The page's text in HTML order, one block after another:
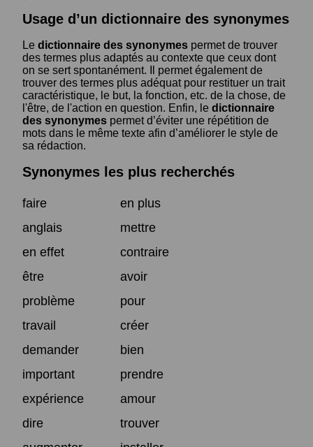
Usage d’un dictionnaire des synonymes
Le dictionnaire des synonymes permet de trouver
des termes plus adaptés au contexte que ceux dont
on se sert spontanément. Il permet également de
trouver des termes plus adéquat pour restituer un trait
caractéristique, le but, la fonction, etc. de la chose, de
l'être, de l'action en question. Enfin, le dictionnaire
des synonymes permet d’éviter une répétition de
mots dans le même texte afin d’améliorer le style de
sa rédaction.
Synonymes les plus recherchés
faire
en plus
anglais
mettre
en effet
contraire
être
avoir
problème
pour
travail
créer
demander
bien
important
prendre
expérience
amour
dire
trouver